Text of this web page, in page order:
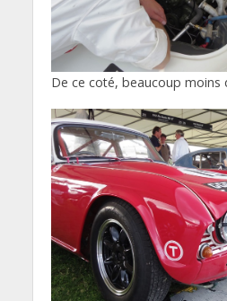
De ce coté, beaucoup moins